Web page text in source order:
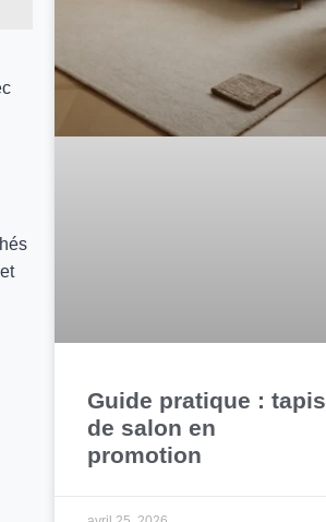
Guide pratique : tapis
de salon en
promotion